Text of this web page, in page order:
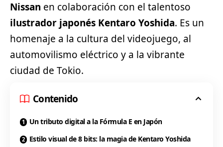
Nissan en colaboración con el talentoso
ilustrador japonés Kentaro Yoshida. Es un
homenaje a la cultura del videojuego, al
automovilismo eléctrico y a la vibrante
ciudad de Tokio.
Contenido
Un tributo digital a la Fórmula E en Japón
Estilo visual de 8 bits: la magia de Kentaro Yoshida